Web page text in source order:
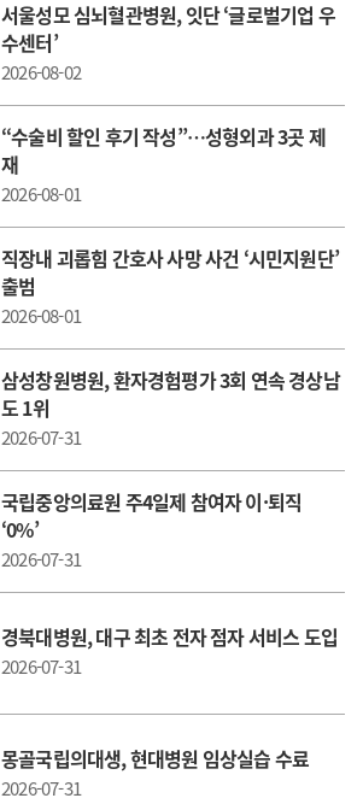
서울성모 심뇌혈관병원, 잇단 ‘글로벌기업 우
수센터’
2026-08-02
“수술비 할인 후기 작성”…성형외과 3곳 제
재
2026-08-01
직장내 괴롭힘 간호사 사망 사건 ‘시민지원단’
출범
2026-08-01
삼성창원병원, 환자경험평가 3회 연속 경상남
도 1위
2026-07-31
국립중앙의료원 주4일제 참여자 이·퇴직
‘0%’
2026-07-31
경북대병원, 대구 최초 전자 점자 서비스 도입
2026-07-31
몽골국립의대생, 현대병원 임상실습 수료
2026-07-31